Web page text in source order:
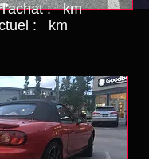
:
km
:
km